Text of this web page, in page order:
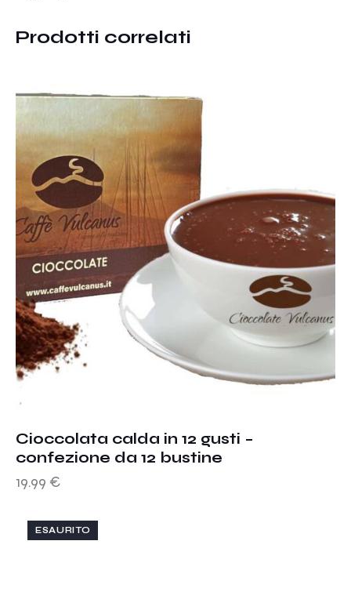
Prodotti correlati
Cioccolata calda in 12 gusti –
confezione da 12 bustine
19.99 €
ESAURITO